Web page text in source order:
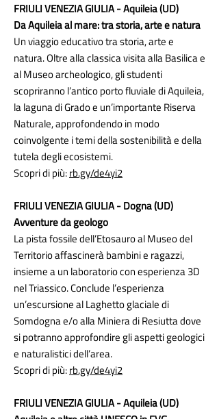
FRIULI VENEZIA GIULIA - Aquileia (UD)
Da Aquileia al mare: tra storia, arte e natura
Un viaggio educativo tra storia, arte e
natura. Oltre alla classica visita alla Basilica e
al Museo archeologico, gli studenti
scopriranno l’antico porto fluviale di Aquileia,
la laguna di Grado e un’importante Riserva
Naturale, approfondendo in modo
coinvolgente i temi della sostenibilità e della
tutela degli ecosistemi.
Scopri di più:rb.gy/de4yi2
FRIULI VENEZIA GIULIA - Dogna (UD)
Avventure da geologo
La pista fossile dell’Etosauro al Museo del
Territorio affascinerà bambini e ragazzi,
insieme a un laboratorio con esperienza 3D
nel Triassico. Conclude l’esperienza
un’escursione al Laghetto glaciale di
Somdogna e/o alla Miniera di Resiutta dove
si potranno approfondire gli aspetti geologici
e naturalistici dell’area.
Scopri di più:rb.gy/de4yi2
FRIULI VENEZIA GIULIA - Aquileia (UD)